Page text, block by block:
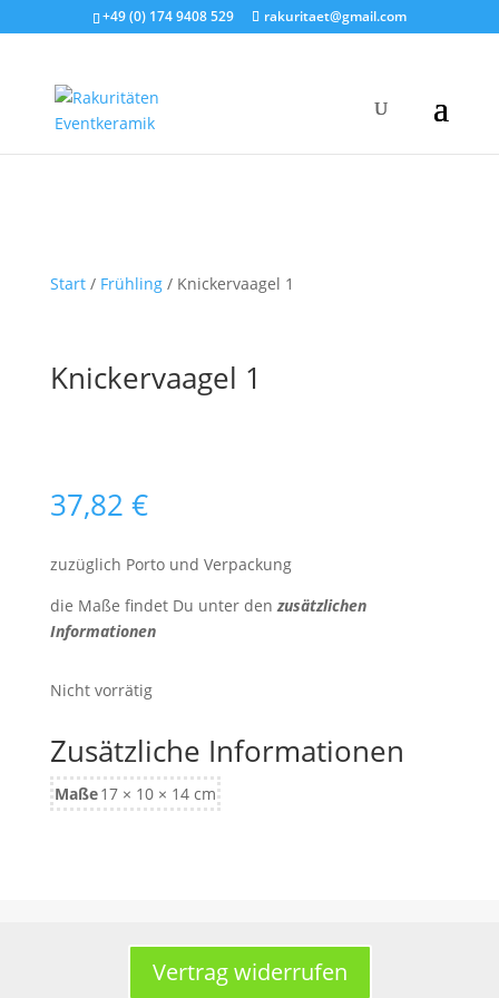
+49 (0) 174 9408 529 rakuritaet@gmail.com
Start/ Frühling/ Knickervaagel 1
Knickervaagel 1
37,82 €
zuzüglich Porto und Verpackung
die Maße findet Du unter denzusätzlichen
Informationen
Nicht vorrätig
Zusätzliche Informationen
Maße17 × 10 × 14 cm
Vertrag widerrufen